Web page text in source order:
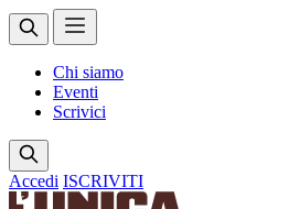
Chi siamo
Eventi
Scrivici
Accedi ISCRIVITI